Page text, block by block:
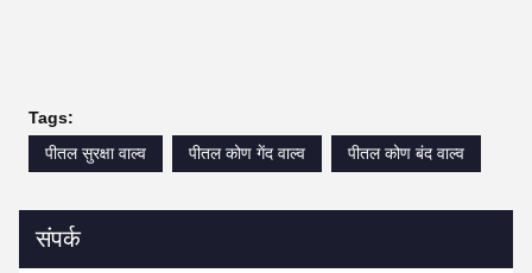
Tags:
पीतल सुरक्षा वाल्व
पीतल कोण गेंद वाल्व पीतल कोण बंद वाल्व
संपर्क